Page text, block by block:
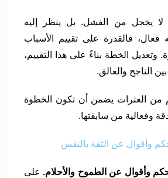
يخجل من الفشل. بل ينظر إليه
فالقدرة على تقييم الأسباب
وتعديل الخطة بناءً على هذا التقييم،
الناجح والعالق.
من العثرات يضمن أن تكون الخطوة
دقة وفعالية من سابقتها.
وأقوال عن الثقة بالنفس
وأقوال عن الطموح والأحلام. على